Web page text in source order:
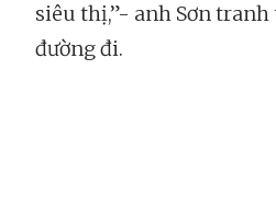
siêu thị,”- anh Sơn
đường đi.